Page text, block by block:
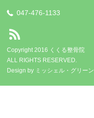
047-476-1133
Copyright 2016 くくる整骨院
ALL RIGHTS RESERVED.
Design by ミッシェル・グリーン